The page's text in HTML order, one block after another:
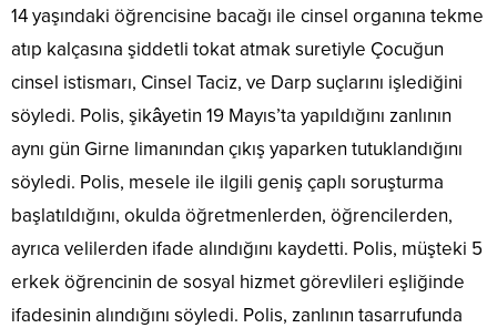
14 yaşındaki öğrencisine bacağı ile cinsel organına tekme
atıp kalçasına şiddetli tokat atmak suretiyle Çocuğun
cinsel istismarı, Cinsel Taciz, ve Darp suçlarını işlediğini
söyledi. Polis, şikâyetin 19 Mayıs’ta yapıldığını zanlının
aynı gün Girne limanından çıkış yaparken tutuklandığını
söyledi. Polis, mesele ile ilgili geniş çaplı soruşturma
başlatıldığını, okulda öğretmenlerden, öğrencilerden,
ayrıca velilerden ifade alındığını kaydetti. Polis, müşteki 5
erkek öğrencinin de sosyal hizmet görevlileri eşliğinde
ifadesinin alındığını söyledi. Polis, zanlının tasarrufunda